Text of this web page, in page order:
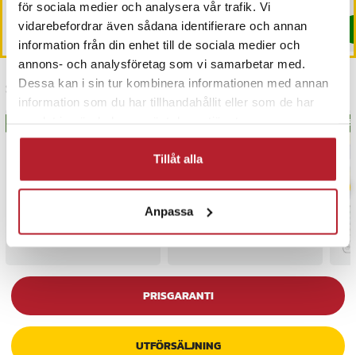
för sociala medier och analysera vår trafik. Vi
vidarebefordrar även sådana identifierare och annan
information från din enhet till de sociala medier och
annons- och analysföretag som vi samarbetar med.
Dessa kan i sin tur kombinera informationen med annan
information som du har tillhandahållit eller som de har
Tillåt alla
Anpassa
Köp
Köp
Senast besökta
PRISGARANTI
UTFÖRSÄLJNING